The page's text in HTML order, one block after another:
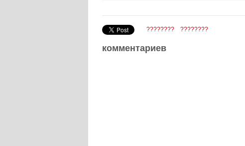
???????? ????????
комментариев